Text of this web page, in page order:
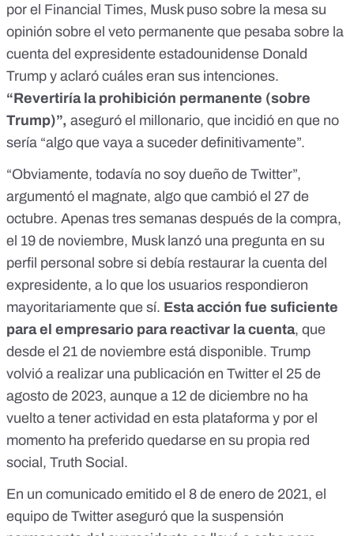
por el Financial Times, Musk puso sobre la mesa su
opinión sobre el veto permanente que pesaba sobre la
cuenta del expresidente estadounidense Donald
Trump y aclaró cuáles eran sus intenciones.
“Revertiría la prohibición permanente (sobre
Trump)”, aseguró el millonario, que incidió en que no
sería “algo que vaya a suceder definitivamente”.
“Obviamente, todavía no soy dueño de Twitter”,
argumentó el magnate, algo que cambió el 27 de
octubre. Apenas tres semanas después de la compra,
el 19 de noviembre, Musk lanzó una pregunta en su
perfil personal sobre si debía restaurar la cuenta del
expresidente, a lo que los usuarios respondieron
mayoritariamente que sí. Esta acción fue suficiente
para el empresario para reactivar la cuenta, que
desde el 21 de noviembre está disponible. Trump
volvió a realizar una publicación en Twitter el 25 de
agosto de 2023, aunque a 12 de diciembre no ha
vuelto a tener actividad en esta plataforma y por el
momento ha preferido quedarse en su propia red
social, Truth Social.
En un comunicado emitido el 8 de enero de 2021, el
equipo de Twitter aseguró que la suspensión